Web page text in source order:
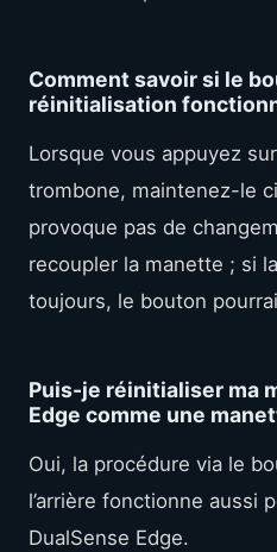
Comment savoir si le
réinitialisation
Lorsque vous appuyez
trombone, maintenez-le
provoque pas de
recoupler la manette ; si
toujours, le bouton
Puis-je réinitialiser ma
Edge comme une
Oui, la procédure via le
l’arrière fonctionne aussi
DualSense Edge.